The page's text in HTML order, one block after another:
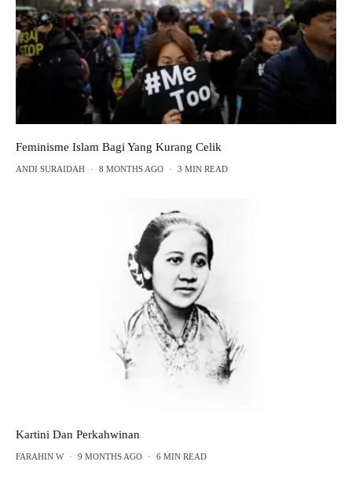
Feminisme Islam Bagi Yang Kurang Celik
ANDI SURAIDAH · 8 MONTHS AGO · 3 MIN READ
Kartini Dan Perkahwinan
FARAHIN W · 9 MONTHS AGO · 6 MIN READ